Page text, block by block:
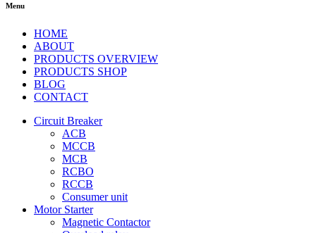
Menu
HOME
ABOUT
PRODUCTS OVERVIEW
PRODUCTS SHOP
BLOG
CONTACT
Circuit Breaker
ACB
MCCB
MCB
RCBO
RCCB
Consumer unit
Motor Starter
Magnetic Contactor